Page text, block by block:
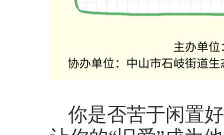
你是否苦于闲置